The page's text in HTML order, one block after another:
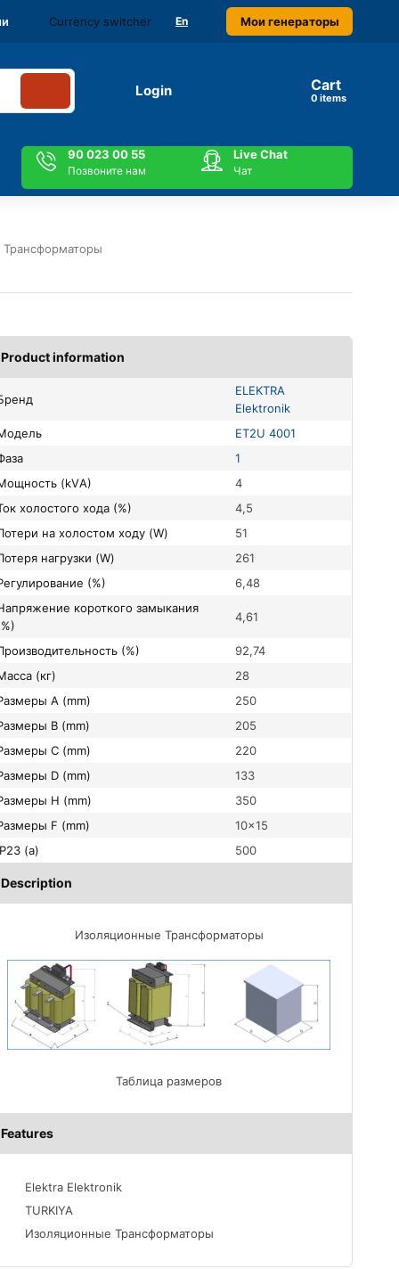
Currency switcher En Мои генераторы
Login Cart
items
90 023 00 55
Позвоните нам
Live Chat
Чат
Product information
Бренд
ELEKTRA
Elektronik
Модель
ET2U 4001
Фаза
1
Мощность (kVА)
4
Ток холостого хода (%)
4,5
Потери на холостом ходу (W)
51
Потеря нагрузки (W)
261
Регулирование (%)
6,48
замыкания
4,61
Производительность (%)
92,74
Масса (кг)
28
Размеры A (mm)
250
Размеры B (mm)
205
Размеры C (mm)
220
Размеры D (mm)
133
Размеры H (mm)
350
Размеры F (mm)
10×15
IP23 (a)
500
Description
Изоляционные Трансформаторы
Таблица размеров
Features
Elektra Elektronik
TURKIYA
Изоляционные Трансформаторы